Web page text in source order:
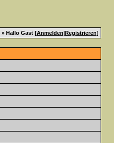
» Hallo Gast [Anmelden|Registrieren]